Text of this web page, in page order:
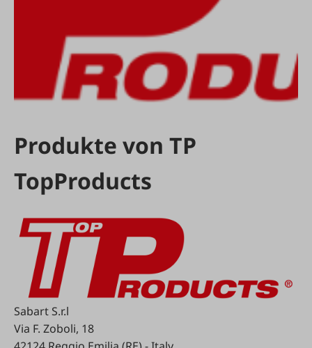
Produkte von TP
TopProducts
Sabart S.r.l
Via F. Zoboli, 18